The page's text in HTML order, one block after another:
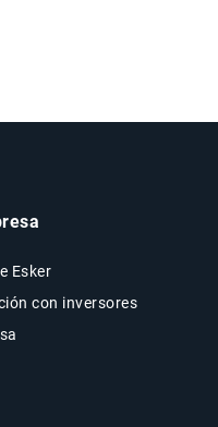
Esker
con inversores